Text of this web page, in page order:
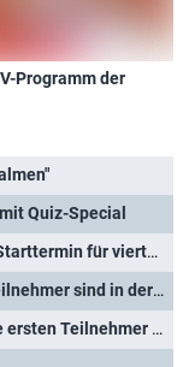
Programm der
Quiz-Special
der kontroversen Realityshow bekannt
"Promis unter Palmen": Diese Teilnehmer sind in der vierten Staffel dabei
"Promi Big Brother": Das sind die ersten Teilnehmer der 13. Staffel